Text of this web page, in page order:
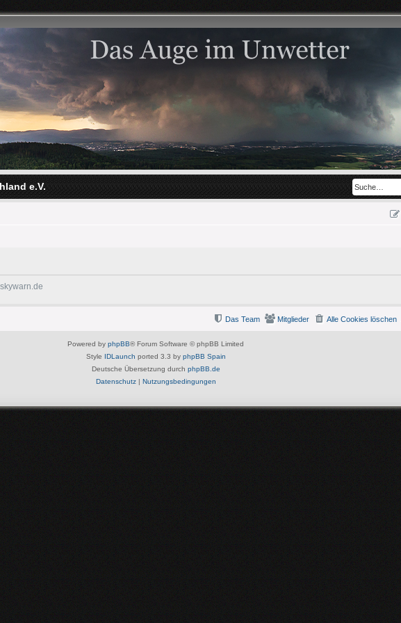
e.V.
Alle Cookies löschen
Mitglieder
Das Team
Powered by phpBB® Forum Software © phpBB Limited
Style IDLaunch ported 3.3 by phpBB Spain
Deutsche Übersetzung durch phpBB.de
Datenschutz| Nutzungsbedingungen